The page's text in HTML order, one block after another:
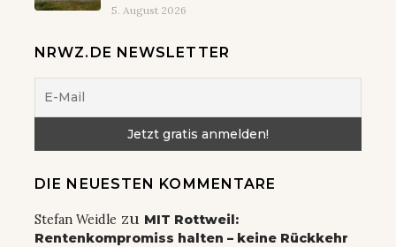
5. August 2026
NRWZ.DE NEWSLETTER
DIE NEUESTEN KOMMENTARE
Stefan Weidle zu MIT Rottweil:
Rentenkompromiss halten – keine Rückkehr